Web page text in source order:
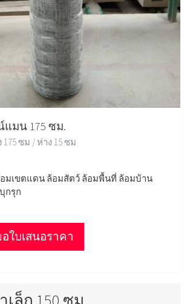
มน 175 ซม.
175 ซม / ห่าง 15 ซม
อมเขตแดน ล้อมสัตว์ ล้อมพื้นที่ ล้อมบ้าน
กรุก
ใบเสนอราคา
ล็ก 150 ซม.